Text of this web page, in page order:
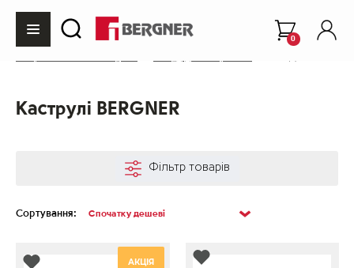
0
Каструлі BERGNER
Фільтр товарів
Сортування:
АКЦІЯ